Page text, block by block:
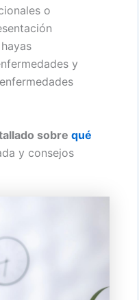
o
y
sobre qué
y consejos